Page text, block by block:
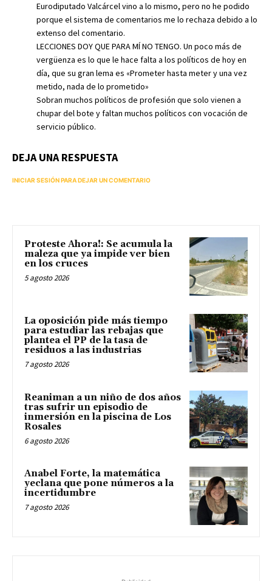
Eurodiputado Valcárcel vino a lo mismo, pero no he podido
porque el sistema de comentarios me lo rechaza debido a lo
extenso del comentario.
LECCIONES DOY QUE PARA MÍ NO TENGO. Un poco más de
vergüenza es lo que le hace falta a los políticos de hoy en
día, que su gran lema es «Prometer hasta meter y una vez
metido, nada de lo prometido»
Sobran muchos políticos de profesión que solo vienen a
chupar del bote y faltan muchos políticos con vocación de
servicio público.
DEJA UNA RESPUESTA
INICIAR SESIÓN PARA DEJAR UN COMENTARIO
Proteste Ahora!: Se acumula la
maleza que ya impide ver bien
en los cruces
5 agosto 2026
La oposición pide más tiempo
para estudiar las rebajas que
plantea el PP de la tasa de
residuos a las industrias
7 agosto 2026
Reaniman a un niño de dos años
tras sufrir un episodio de
inmersión en la piscina de Los
Rosales
6 agosto 2026
Anabel Forte, la matemática
yeclana que pone números a la
incertidumbre
7 agosto 2026